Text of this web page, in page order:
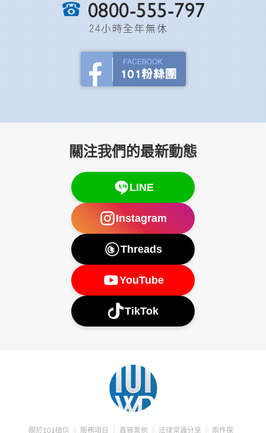
關注我們的最新動態
LINE
Instagram
Threads
YouTube
TikTok
關於101徵信 服務項目 真實案例 法律常識分享 兩性探